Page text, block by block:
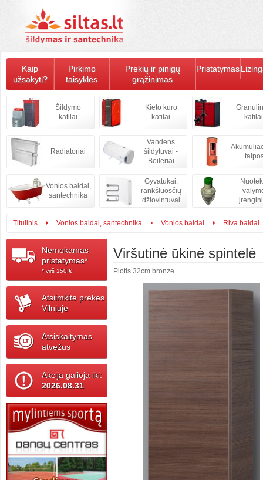
Kaip
užsakyti?
Pirkimo
taisyklės
Prekių ir pinigų
grąžinimas
Pristatymas
Šildymo
katilai
Kieto kuro
katilai
katilai
Radiatoriai
Vandens
šildytuvai -
Boileriai
Vonios baldai,
santechnika
Gyvatukai,
rankšluosčių
džiovintuvai
Titulinis Vonios baldai, santechnika Vonios baldai Riva baldai
Nemokamas
pristatymas*
* virš 150 ‎€.
Atsiimkite prekes
Vilniuje
Atsiskaitymas
atvežus
Akcija galioja iki:
2026.08.31
Viršutinė ūkinė spintelė
Plotis 32cm bronze